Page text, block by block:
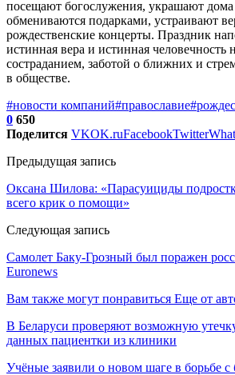
посещают богослужения, украшают дома
обмениваются подарками, устраивают
рождественские концерты. Праздник
истинная вера и истинная человечность
состраданием, заботой о ближних и
в обществе.
#новости компаний#православие
0 650
Поделится VKOK.ruFacebookTwitter
Предыдущая запись
Оксана Шилова: «Парасуициды
всего крик о помощи»
Следующая запись
Самолет Баку-Грозный был поражен
Euronews
Вам также могут понравиться Еще от
В Беларуси проверяют возможную
данных пациентки из клиники
Учёные заявили о новом шаге в борьбе с